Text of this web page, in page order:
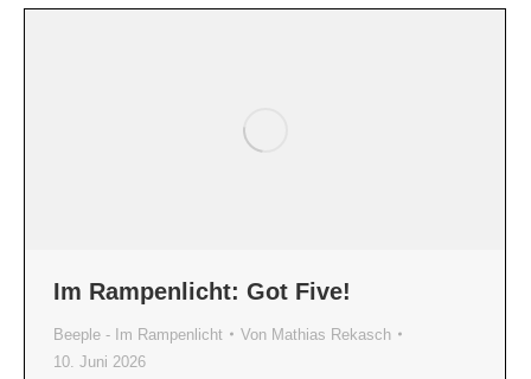
Im Rampenlicht: Got Five!
Beeple - Im Rampenlicht Von Mathias Rekasch
10. Juni 2026